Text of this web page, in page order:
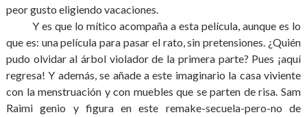
peor gusto eligiendo vacaciones.
Y es que lo mítico acompaña a esta película, aunque es lo
que es: una película para pasar el rato, sin pretensiones. ¿Quién
pudo olvidar al árbol violador de la primera parte? Pues ¡aquí
regresa! Y además, se añade a este imaginario la casa viviente
con la menstruación y con muebles que se parten de risa. Sam
Raimi genio y figura en este remake-secuela-pero-no de